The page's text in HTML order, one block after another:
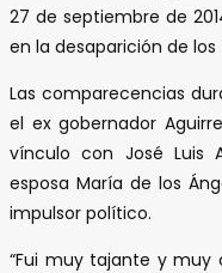
27 de septiembre de
en la desaparición de
Las comparecencias
el ex gobernador
vínculo con José Luis
esposa María de los
impulsor político.
“Fui muy tajante y muy